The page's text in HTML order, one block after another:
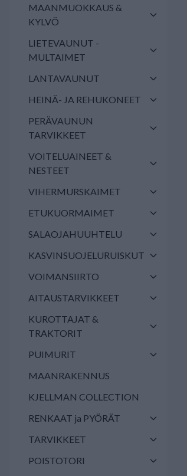
MAANMUOKKAUS &
KYLVÖ
LIETEVAUNUT -
MULTAIMET
LANTAVAUNUT
HEINÄ- JA REHUKONEET
PERÄVAUNUN
TARVIKKEET
VOITELUAINEET &
NESTEET
VIHERMURSKAIMET
ETUKUORMAIMET
SALAOJAHUUHTELU
KASVINSUOJELURUISKUT
VOIMANSIIRTO
AITAUSTARVIKKEET
KUROTTAJAT &
TRAKTORIT
PUIMURIT
MAANRAKENNUS
KJELLMAN COLLECTION
RENKAAT ja PYÖRÄT
TARVIKKEET
POISTOTORI